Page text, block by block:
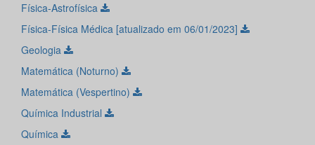
Física-Astrofísica
Física-Física Médica [atualizado em 06/01/2023]
Geologia
Matemática (Noturno)
Matemática (Vespertino)
Química Industrial
Química